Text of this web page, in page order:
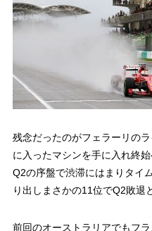
残念だったのがフェラーリの
に入ったマシンを手に入れ終
Q2の序盤で渋滞にはまりタイ
り出しまさかの11位でQ2敗退
前回のオーストラリアでもフ